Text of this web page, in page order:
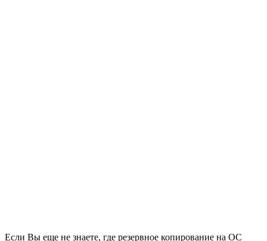
Если Вы еще не знаете, где резервное копирование на ОС